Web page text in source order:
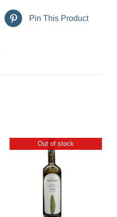
Pin This Product
Out of stock